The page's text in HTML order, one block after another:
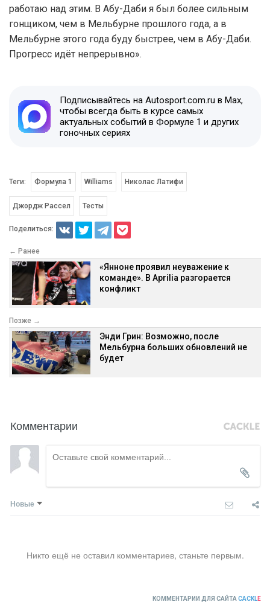
работаю над этим. В Абу-Даби я был более сильным
гонщиком, чем в Мельбурне прошлого года, а в
Мельбурне этого года буду быстрее, чем в Абу-Даби.
Прогресс идёт непрерывно».
Подписывайтесь на Autosport.com.ru в Max,
чтобы всегда быть в курсе самых
актуальных событий в Формуле 1 и других
гоночных сериях
Теги: Формула 1 Williams Николас Латифи
Джордж Рассел Тесты
Поделиться:
← Ранее
«Янноне проявил неуважение к
команде». В Aprilia разгорается
конфликт
Позже →
Энди Грин: Возможно, после
Мельбурна больших обновлений не
будет
Комментарии
Новые
Никто ещё не оставил комментариев, станьте первым.
КОММЕНТАРИИ ДЛЯ САЙТА CACKLE